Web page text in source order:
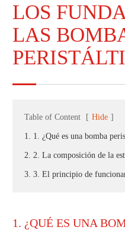
LOS
LAS
Table of Content [ Hide ]
1. 1. ¿Qué es una bomba
2. 2. La composición de la
3. 3. El principio de
1. ¿QUÉ ES UNA